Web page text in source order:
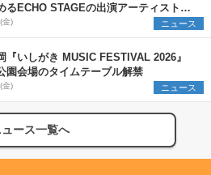
るECHO STAGEの出演アーティストを
金) ニュース
『いしがき MUSIC FESTIVAL 2026』
園会場のタイムテーブル解禁
金) ニュース
ュース一覧へ